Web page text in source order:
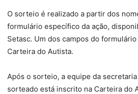
O sorteio é realizado a partir dos
formulário específico da ação,
Setasc. Um dos campos do
Carteira do Autista.
Após o sorteio, a equipe da
sorteado está inscrito na Carteira do